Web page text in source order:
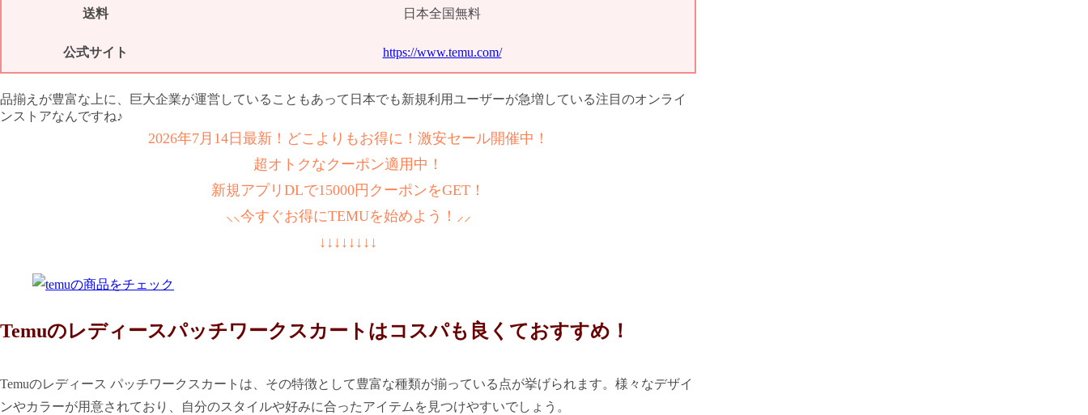
送料 日本全国無料
公式サイト https://www.temu.com/
品揃えが豊富な上に、巨大企業が運営していることもあって日本でも新規利用ユーザーが急増している注目のオンライ
ンストアなんですね♪
2026年7月14日最新！どこよりもお得に！激安セール開催中！
超オトクなクーポン適用中！
新規アプリDLで15000円クーポンをGET！
⸜⸜今すぐお得にTEMUを始めよう！⸝⸝
↓↓↓↓↓↓↓↓
Temuのレディースパッチワークスカートはコスパも良くておすすめ！
Temuのレディース パッチワークスカートは、その特徴として豊富な種類が揃っている点が挙げられます。様々なデザイ
ンやカラーが用意されており、自分のスタイルや好みに合ったアイテムを見つけやすいでしょう。